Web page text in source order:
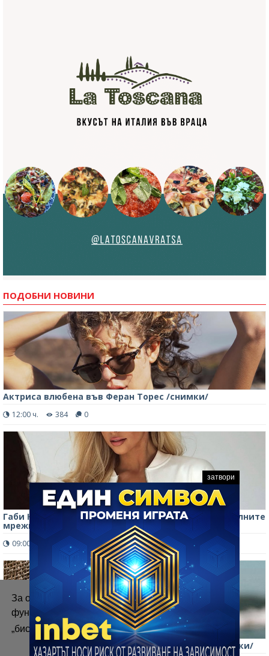
За осигуряване на правилното
функциониране на уебсайта ние използваме
„бисквитки“.
Повече информация
ПОДОБНИ НОВИНИ
Актриса влюбена във Феран Торес /снимки/
12:00 ч. 384 0
Габи Карабинайте е популярна бръмчалка в социалните
мрежи /снимки/
09:00 ч. 445 0
Ники Пенчев натяга Рая Пакова край басейн /снимки/
затвори